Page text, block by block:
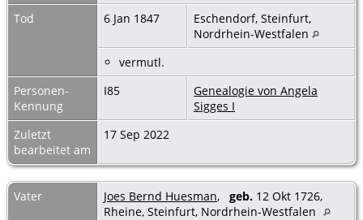
Tod
6 Jan 1847
Eschendorf, Steinfurt,
Nordrhein-Westfalen
vermutl.
Personen-
Kennung
I85
Genealogie von Angela
Sigges I
Zuletzt
bearbeitet am
17 Sep 2022
Vater Joes Bernd Huesman, geb. 12 Okt 1726,
Rheine, Steinfurt, Nordrhein-Westfalen